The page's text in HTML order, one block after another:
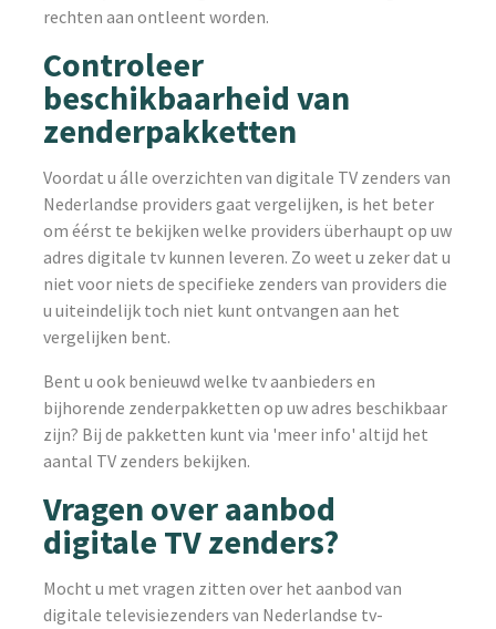
rechten aan ontleent worden.
Controleer
beschikbaarheid van
zenderpakketten
Voordat u álle overzichten van digitale TV zenders van
Nederlandse providers gaat vergelijken, is het beter
om éérst te bekijken welke providers überhaupt op uw
adres digitale tv kunnen leveren. Zo weet u zeker dat u
niet voor niets de specifieke zenders van providers die
u uiteindelijk toch niet kunt ontvangen aan het
vergelijken bent.
Bent u ook benieuwd welke tv aanbieders en
bijhorende zenderpakketten op uw adres beschikbaar
zijn? Bij de pakketten kunt via 'meer info' altijd het
aantal TV zenders bekijken.
Vragen over aanbod
digitale TV zenders?
Mocht u met vragen zitten over het aanbod van
digitale televisiezenders van Nederlandse tv-